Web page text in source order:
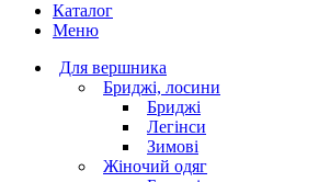
Каталог
Меню
Для вершника
Бриджі, лосини
Бриджі
Легінси
Зимові
Жіночий одяг